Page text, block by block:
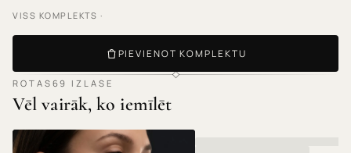
VISS KOMPLEKTS ·
PIEVIENOT KOMPLEKTU
ROTAS69 IZLASE
Vēl vairāk, ko iemīlēt